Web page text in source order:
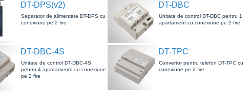
DT-DPS(v2)
Separator de alimentare DT-DPS cu
conexiune pe 2 fire
DT-DBC
Unitate de control DT-DBC pentru 1
apartament cu conexiune pe 2 fire
DT-DBC-4S
Unitate de control DT-DBC-4S
pentru 4 apartamente cu conexiune
pe 2 fire
DT-TPC
Convertor pentru telefon DT-TPC cu
conexiune pe 2 fire